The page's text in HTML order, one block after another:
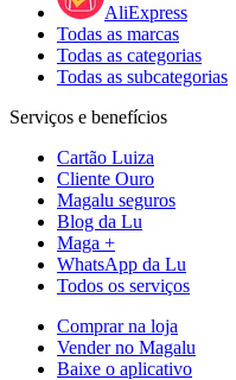
AliExpress
Todas as marcas
Todas as categorias
Todas as subcategorias
Serviços e benefícios
Cartão Luiza
Cliente Ouro
Magalu seguros
Blog da Lu
Maga +
WhatsApp da Lu
Todos os serviços
Comprar na loja
Vender no Magalu
Baixe o aplicativo